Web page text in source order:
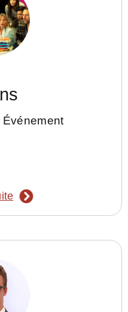
Événement